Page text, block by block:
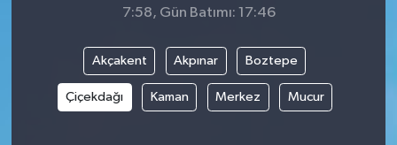
7:58, Gün Batımı: 17:46
Akçakent Akpınar Boztepe
Çiçekdağı Kaman Merkez Mucur
haber ara
Günün Haberleri